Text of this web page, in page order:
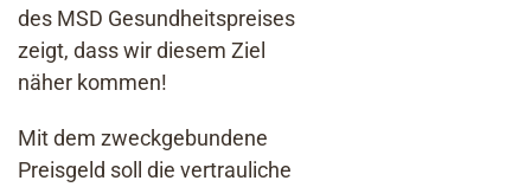
des MSD Gesundheitspreises
zeigt, dass wir diesem Ziel
näher kommen!
Mit dem zweckgebundene
Preisgeld soll die vertrauliche